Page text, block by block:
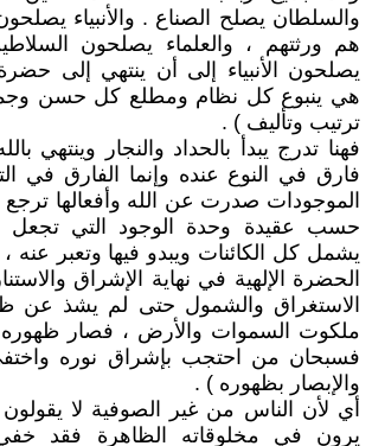
والسلطان يصلح الصناع . والأنبياء
هم ورثتهم ، والعلماء يصلحون
يصلحون الأنبياء إلى أن ينتهي إلى حضرة
هي ينبوع كل نظام ومطلع كل حسن
ترتيب وتأليف ) .
فهنا تدرج يبدأ بالحداد والنجار وينتهي
فارق في النوع عنده وإنما الفارق في
الموجودات صدرت عن الله وأفعالها ترجع
حسب عقيدة وحدة الوجود التي تجعل
يشمل كل الكائنات ويبدو فيها وتعبر عنه
الحضرة الإلهية في نهاية الإشراق
الاستغراق والشمول حتى لم يشذ عن
ملكوت السموات والأرض ، فصار
فسبحان من احتجب بإشراق نوره
والإبصار بظهوره ) .
أي لأن الناس من غير الصوفية لا يقولون
يرون في مخلوقاته الظاهرة فقد